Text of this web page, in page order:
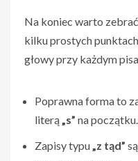
Na koniec warto
kilku prostych
głowy przy każdym
Poprawna forma to
literą „s” na początku.
Zapisy typu„z tąd”